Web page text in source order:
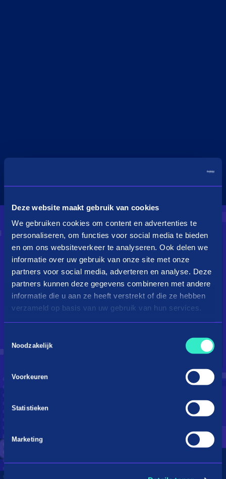
Deze website maakt gebruik van cookies
We gebruiken cookies om content en advertenties te
personaliseren, om functies voor social media te bieden
en om ons websiteverkeer te analyseren. Ook delen we
informatie over uw gebruik van onze site met onze
partners voor social media, adverteren en analyse. Deze
partners kunnen deze gegevens combineren met andere
informatie die u aan ze heeft verstrekt of die ze hebben
verzameld op basis van uw gebruik van hun services.
Noodzakelijk
Voorkeuren
Statistieken
Marketing
Droom je van een kingsize